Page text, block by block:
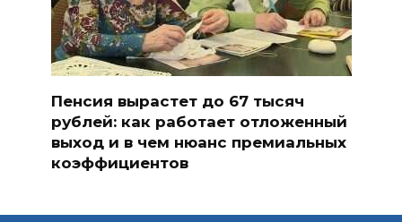
Пенсия вырастет до 67 тысяч
рублей: как работает отложенный
выход и в чем нюанс премиальных
коэффициентов